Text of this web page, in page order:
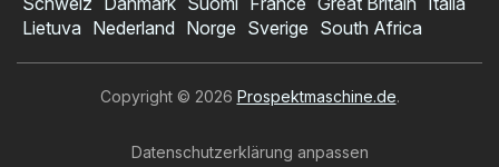
Lietuva Nederland Norge Sverige South Africa
Copyright © 2026 Prospektmaschine.de.
Datenschutzerklärung anpassen